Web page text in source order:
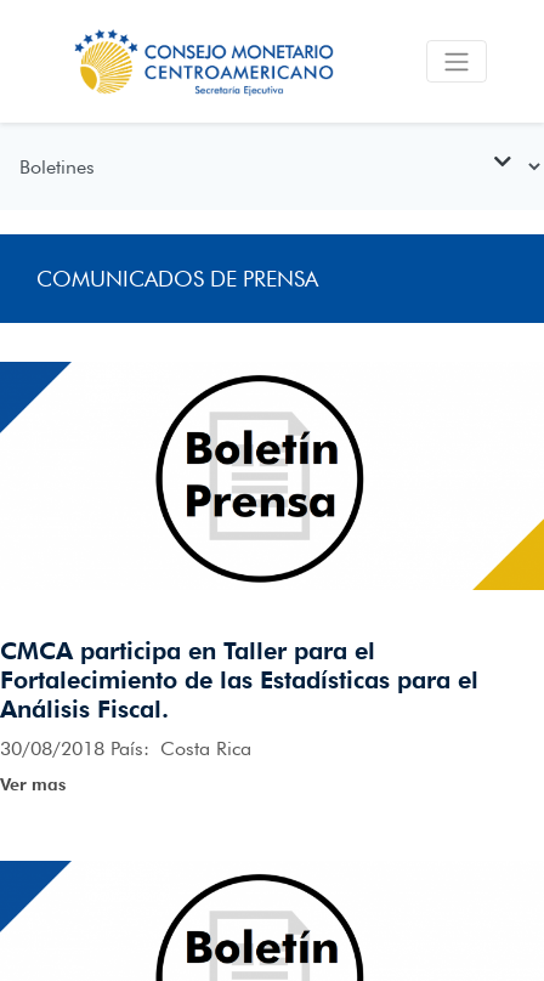
COMUNICADOS DE PRENSA
CMCA participa en Taller para el
Fortalecimiento de las Estadísticas para el
Análisis Fiscal.
30/08/2018 País: Costa Rica
Ver mas